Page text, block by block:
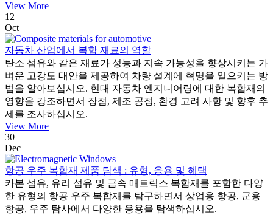
View More
12
Oct
자동차 산업에서 복합 재료의 역할
탄소 섬유와 같은 재료가 성능과 지속 가능성을 향상시키는 가
벼운 고강도 대안을 제공하여 차량 설계에 혁명을 일으키는 방
법을 알아보십시오. 현대 자동차 엔지니어링에 대한 복합재의
영향을 강조하면서 장점, 제조 공정, 환경 고려 사항 및 향후 추
세를 조사하십시오.
View More
30
Dec
항공 우주 복합재 제품 탐색 : 유형, 응용 및 혜택
카본 섬유, 유리 섬유 및 금속 매트릭스 복합재를 포함한 다양
한 유형의 항공 우주 복합재를 탐구하면서 상업용 항공, 군용
항공, 우주 탐사에서 다양한 응용을 탐색하십시오.